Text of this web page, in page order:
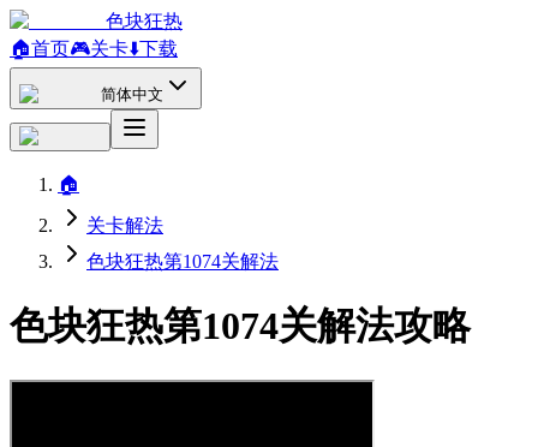
色块狂热
🏠首页🎮关卡⬇️下载
简体中文
🏠
关卡解法
色块狂热第1074关解法
色块狂热第1074关解法攻略